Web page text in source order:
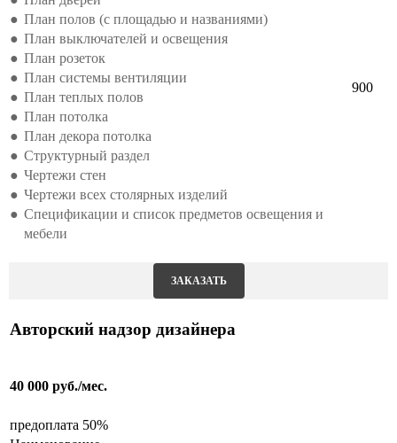
План полов (с площадью и названиями)
План выключателей и освещения
План розеток
План системы вентиляции
План теплых полов
План потолка
План декора потолка
Структурный раздел
Чертежи стен
Чертежи всех столярных изделий
Спецификации и список предметов освещения и
мебели
900
ЗАКАЗАТЬ
Авторский надзор дизайнера
40 000 руб./мес.
предоплата 50%